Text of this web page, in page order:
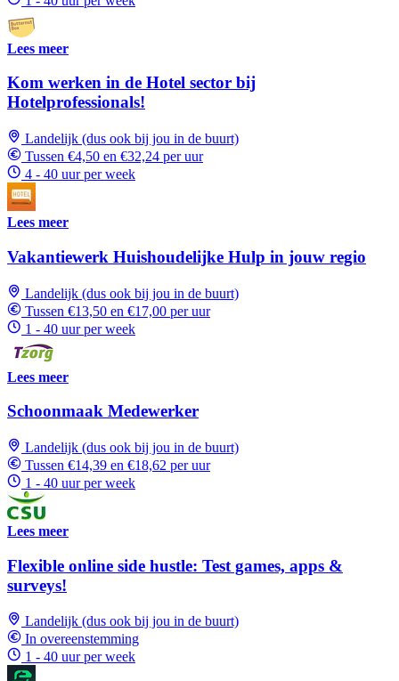
Lees meer
Kom werken in de Hotel sector bij
Hotelprofessionals!
Landelijk (dus ook bij jou in de buurt)
Tussen €4,50 en €32,24 per uur
4 - 40 uur per week
Lees meer
Vakantiewerk Huishoudelijke Hulp in jouw regio
Landelijk (dus ook bij jou in de buurt)
Tussen €13,50 en €17,00 per uur
1 - 40 uur per week
Lees meer
Schoonmaak Medewerker
Landelijk (dus ook bij jou in de buurt)
Tussen €14,39 en €18,62 per uur
1 - 40 uur per week
Lees meer
Flexible online side hustle: Test games, apps &
surveys!
Landelijk (dus ook bij jou in de buurt)
In overeenstemming
1 - 40 uur per week